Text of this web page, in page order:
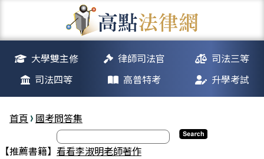
大學雙主修 律師司法官
司法三等
司法四等
高普特考 升學考試
首頁 國考問答集
【推薦書籍】 看看李淑明老師著作